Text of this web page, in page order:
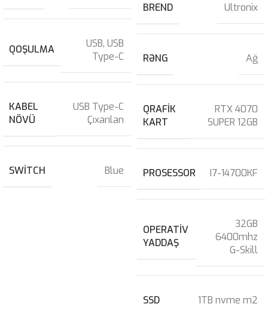
QOŞULMA USB, USB
Type-C
KABEL
NÖVÜ
USB Type-C
Çıxarılan
SWITCH Blue
BREND
Ultronix
RƏNG Ağ
QRAFIK
KART
RTX 4070
SUPER 12GB
PROSESSOR I7-14700KF
OPERATIV
YADDAŞ
32GB
6400mhz
G-Skill
SSD 1TB nvme m2